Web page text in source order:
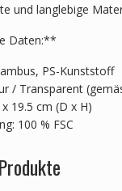
und langlebige
Daten:**
PS-Kunststoff
/ Transparent
19.5 cm (D x H)
100 % FSC